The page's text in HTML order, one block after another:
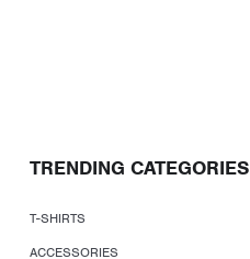
TRENDING CATEGORIES
T-SHIRTS
ACCESSORIES